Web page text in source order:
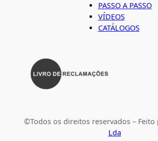
PASSO A PASSO
VÍDEOS
CATÁLOGOS
©Todos os direitos reservados – Feito
Lda